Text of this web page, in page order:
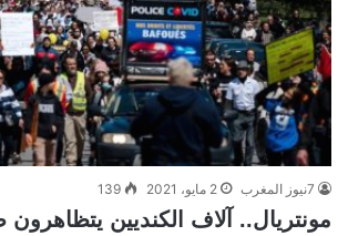
7نيوز المغرب 2 مايو، 2021 139
مونتريال.. آلاف الكنديين يتظاهرون